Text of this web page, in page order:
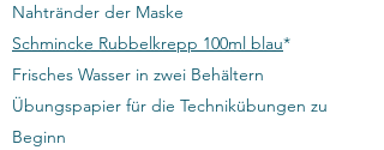
Nahtränder der Maske
Schmincke Rubbelkrepp 100ml blau*
Frisches Wasser in zwei Behältern
Übungspapier für die Technikübungen zu
Beginn